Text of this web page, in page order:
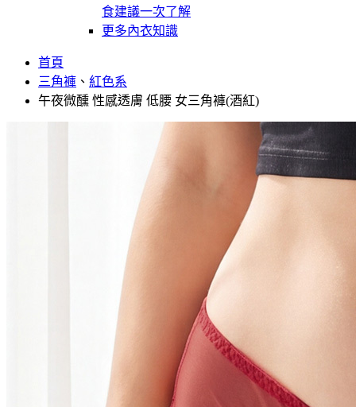
食建議一次了解
更多內衣知識
首頁
三角褲 、 紅色系
午夜微醺 性感透膚 低腰 女三角褲(酒紅)